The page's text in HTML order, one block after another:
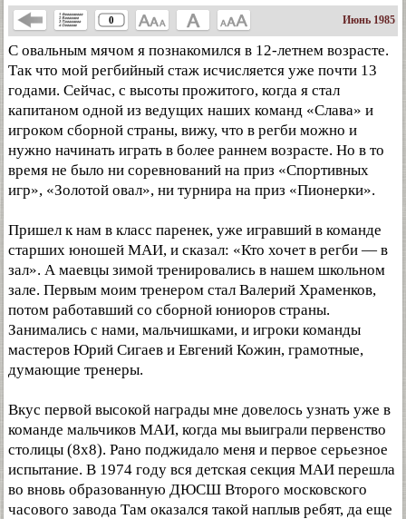
0 Июнь 1985
С овальным мячом я познакомился в 12-летнем возрасте.
Так что мой регбийный стаж исчисляется уже почти 13
годами. Сейчас, с высоты прожитого, когда я стал
капитаном одной из ведущих наших команд «Слава» и
игроком сборной страны, вижу, что в регби можно и
нужно начинать играть в более раннем возрасте. Но в то
время не было ни соревнований на приз «Спортивных
игр», «Золотой овал», ни турнира на приз «Пионерки».
Пришел к нам в класс паренек, уже игравший в команде
старших юношей МАИ, и сказал: «Кто хочет в регби — в
зал». А маевцы зимой тренировались в нашем школьном
зале. Первым моим тренером стал Валерий Храменков,
потом работавший со сборной юниоров страны.
Занимались с нами, мальчишками, и игроки команды
мастеров Юрий Сигаев и Евгений Кожин, грамотные,
думающие тренеры.
Вкус первой высокой награды мне довелось узнать уже в
команде мальчиков МАИ, когда мы выиграли первенство
столицы (8x8). Рано поджидало меня и первое серьезное
испытание. В 1974 году вся детская секция МАИ перешла
во вновь образованную ДЮСШ Второго московского
часового завода Там оказался такой наплыв ребят, да еще